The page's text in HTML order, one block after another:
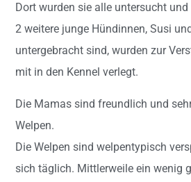
Dort wurden sie alle untersucht und
2 weitere junge Hündinnen, Susi
untergebracht sind, wurden zur
mit in den Kennel verlegt.
Die Mamas sind freundlich und
Welpen.
Die Welpen sind welpentypisch
sich täglich. Mittlerweile ein wenig